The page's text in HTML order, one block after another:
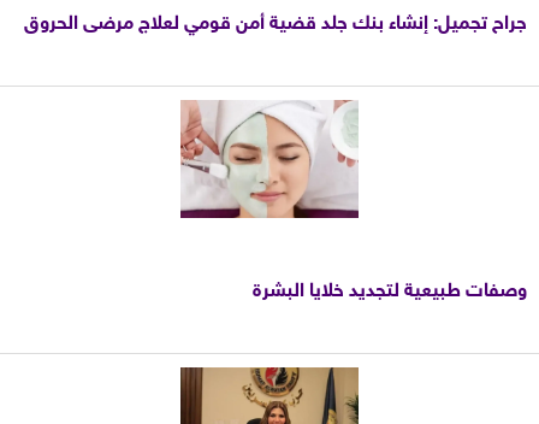
جراح تجميل: إنشاء بنك جلد قضية أمن قومي لعلاج مرضى الحروق
وصفات طبيعية لتجديد خلايا البشرة